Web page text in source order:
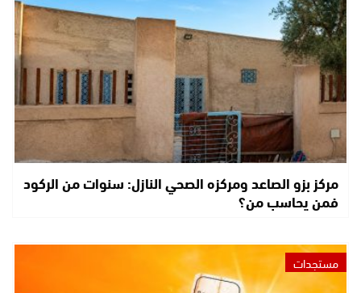
مركز بزو الصاعد ومركزه الصحي النازل: سنوات من الركود
فمن يحاسب من؟
مستجدات